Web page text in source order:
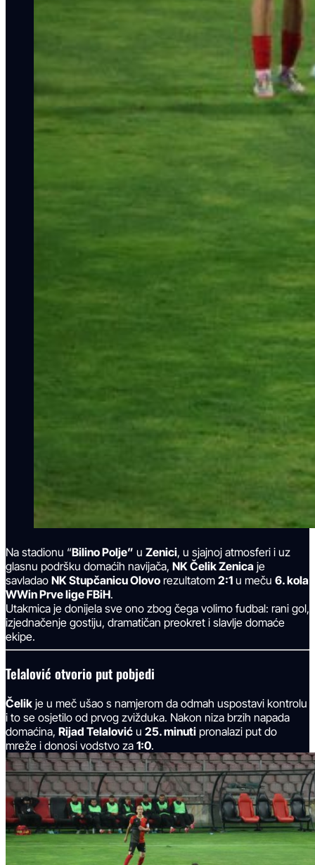
Na stadionu “Bilino Polje” u Zenici, u sjajnoj atmosferi i uz
glasnu podršku domaćih navijača, NK Čelik Zenica je
savladao NK Stupčanicu Olovo rezultatom 2:1 u meču 6. kola
WWin Prve lige FBiH.
Utakmica je donijela sve ono zbog čega volimo fudbal: rani gol,
izjednačenje gostiju, dramatičan preokret i slavlje domaće
ekipe.
Telalović otvorio put pobjedi
Čelik je u meč ušao s namjerom da odmah uspostavi kontrolu
i to se osjetilo od prvog zvižduka. Nakon niza brzih napada
domaćina, Rijad Telalović u 25. minuti pronalazi put do
mreže i donosi vodstvo za 1:0.